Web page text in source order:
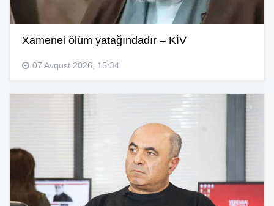
Xamenei ölüm yatağındadır – KİV
07 Avqust 2026, 15:34